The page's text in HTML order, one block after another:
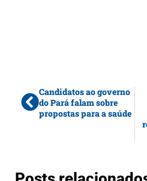
Candidatos ao governo
do Pará falam sobre
propostas para a saúde